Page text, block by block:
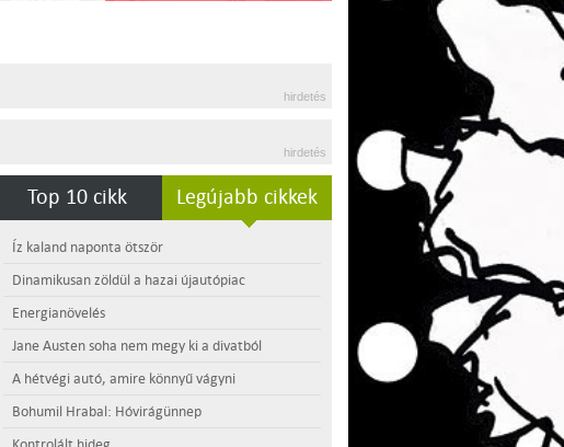
hirdetés
hirdetés
Top 10 cikk Legújabb cikkek
Íz kaland naponta ötször
Dinamikusan zöldül a hazai újautópiac
Energianövelés
Jane Austen soha nem megy ki a divatból
A hétvégi autó, amire könnyű vágyni
Bohumil Hrabal: Hóvirágünnep